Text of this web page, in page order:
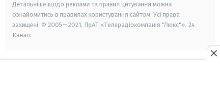
Детальніше щодо реклами та правил цитування можна
ознайомитись в правилах користування сайтом. Усі права
захищені. © 2005—2021, ПрАТ «Телерадіокомпанія "Люкс"», 24
Канал.